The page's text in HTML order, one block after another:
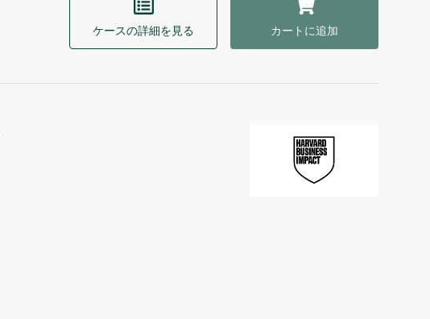
ケースの詳細を見る カートに追加